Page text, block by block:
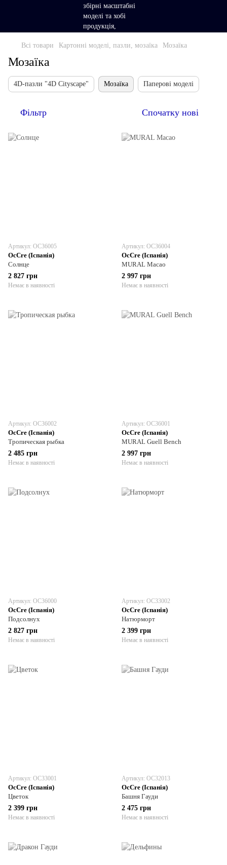
Всі товари Картонні моделі, пазли, мозаїка Мозаїка
Мозаїка
4D-пазли "4D Cityscape" Мозаїка Паперові моделі
Фільтр Спочатку нові
Артикул: OC36005
OcCre (Іспанія)
Солнце
2 827 грн
Немає в наявності
Артикул: OC36004
OcCre (Іспанія)
MURAL Macao
2 997 грн
Немає в наявності
Артикул: OC36002
OcCre (Іспанія)
Тропическая рыбка
2 485 грн
Немає в наявності
Артикул: OC36001
OcCre (Іспанія)
MURAL Guell Bench
2 997 грн
Немає в наявності
Артикул: OC36000
OcCre (Іспанія)
Подсолнух
2 827 грн
Немає в наявності
Артикул: OC33002
OcCre (Іспанія)
Натюрморт
2 399 грн
Немає в наявності
Артикул: OC33001
OcCre (Іспанія)
Цветок
2 399 грн
Немає в наявності
Артикул: OC32013
OcCre (Іспанія)
Башня Гауди
2 475 грн
Немає в наявності